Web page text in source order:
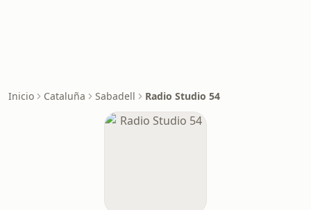
Inicio Cataluña Sabadell Radio Studio 54